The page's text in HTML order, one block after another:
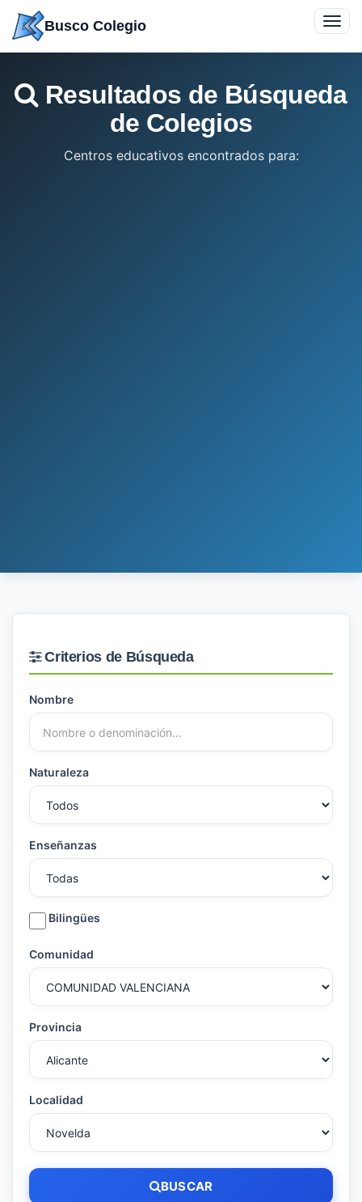
contenido
Busco Colegio
Resultados de Búsqueda
de Colegios
Centros educativos encontrados para:
Criterios de Búsqueda
Nombre
Naturaleza
Enseñanzas
Bilingües
Comunidad
Provincia
Localidad
BUSCAR